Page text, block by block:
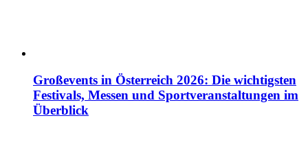
Großevents in Österreich 2026: Die wichtigsten
Festivals, Messen und Sportveranstaltungen im
Überblick